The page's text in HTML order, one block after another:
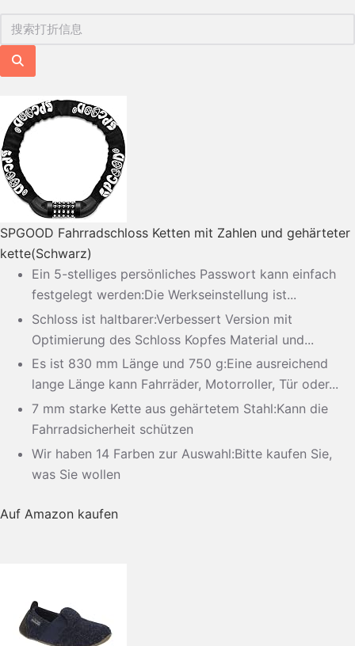
SPGOOD Fahrradschloss Ketten mit Zahlen und gehärteter
kette(Schwarz)
Ein 5-stelliges persönliches Passwort kann einfach
festgelegt werden:Die Werkseinstellung ist...
Schloss ist haltbarer:Verbessert Version mit
Optimierung des Schloss Kopfes Material und...
Es ist 830 mm Länge und 750 g:Eine ausreichend
lange Länge kann Fahrräder, Motorroller, Tür oder...
7 mm starke Kette aus gehärtetem Stahl:Kann die
Fahrradsicherheit schützen
Wir haben 14 Farben zur Auswahl:Bitte kaufen Sie,
was Sie wollen
Auf Amazon kaufen